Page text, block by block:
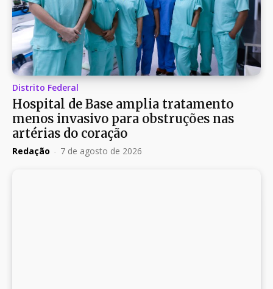
Distrito Federal
Hospital de Base amplia tratamento
menos invasivo para obstruções nas
artérias do coração
Redação - 7 de agosto de 2026